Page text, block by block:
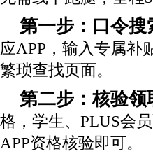
第一步：口令搜
应APP，输入专属补
繁琐查找页面。
第二步：核验领
格，学生、PLUS会
APP资格核验即可。